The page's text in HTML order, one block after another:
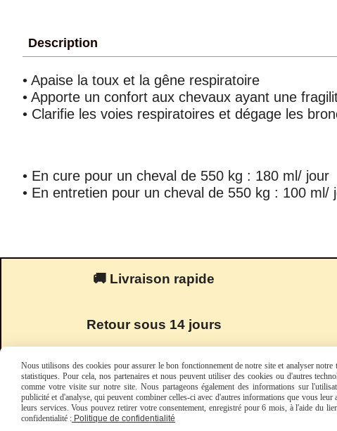
Description
• Apaise la toux et la gêne respiratoire
• Apporte un confort aux chevaux ayant une
• Clarifie les voies respiratoires et dégage les
• En cure pour un cheval de 550 kg : 180 ml/ jour
• En entretien pour un cheval de 550 kg : 100 ml/
🚚 Livraison rapide
Retour sous 14 jours
Nous utilisons des cookies pour assurer le bon fonctionnement de notre site et analyser
statistiques. Pour cela, nos partenaires et nous peuvent utiliser des cookies ou d'autres
comme votre visite sur notre site. Nous partageons également des informations sur
publicité et d'analyse, qui peuvent combiner celles-ci avec d'autres informations que vous
leurs services. Vous pouvez retirer votre consentement, enregistré pour 6 mois, à l'aide du
confidentialité : Politique de confidentialité